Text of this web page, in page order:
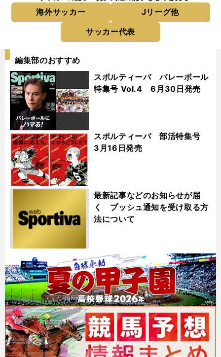
海外サッカー
Jリーグ他
サッカー代表
編集部のおすすめ
スポルティーバ バレーボール
特集号 Vol.4 6月30日発売
スポルティーバ 部活特集号
3月16日発売
最新記事などのお知らせが届
く プッシュ通知を受け取る方
法について